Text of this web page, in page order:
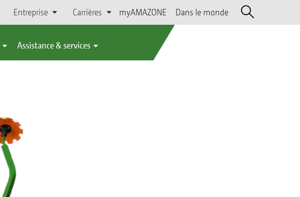
Entreprise Carrières myAMAZONE Dans le monde
Assistance & services